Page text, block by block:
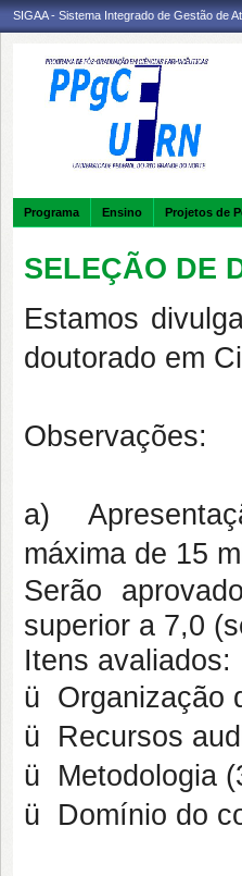
SIGAA - Sistema Integrado de Gestão de
Programa Ensino Projetos de
SELEÇÃO DE
Estamos
doutorado em
Observações:
a)
máxima de 15
Serão
superior a 7,0
Itens avaliados:
ü Organização
ü Recursos
ü Metodologia
ü Domínio do